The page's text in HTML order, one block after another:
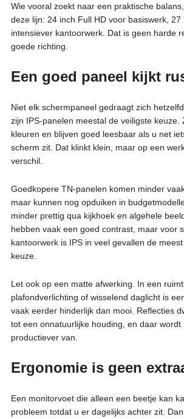
Wie vooral zoekt naar een praktische
deze lijn: 24 inch Full HD voor basiswerk, 27
intensiever kantoorwerk. Dat is geen harde
goede richting.
Een goed paneel kijkt
Niet elk schermpaneel gedraagt zich
zijn IPS-panelen meestal de veiligste keuze.
kleuren en blijven goed leesbaar als u net
scherm zit. Dat klinkt klein, maar op een
verschil.
Goedkopere TN-panelen komen minder
maar kunnen nog opduiken in
minder prettig qua kijkhoek en algehele
hebben vaak een goed contrast, maar voor
kantoorwerk is IPS in veel gevallen de
keuze.
Let ook op een matte afwerking. In een
plafondverlichting of wisselend daglicht is
vaak eerder hinderlijk dan mooi. Reflecties
tot een onnatuurlijke houding, en daar wordt
productiever van.
Ergonomie is geen
Een monitorvoet die alleen een beetje kan
probleem totdat u er dagelijks achter zit.